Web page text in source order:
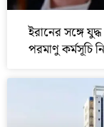
ইরানের সঙ্গে
পরমাণু কর্মসূচি